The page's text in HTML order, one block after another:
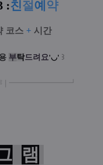
:친절 예 약
코스 + 시간
부탁드려요'◡' ꒱
━━━━━━━━┛
램